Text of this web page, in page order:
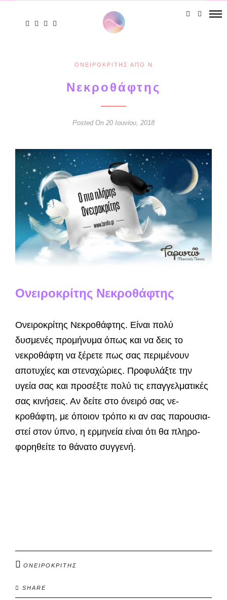
ΟΝΕΙΡΟΚΡΊΤΗΣ ΑΠΌ Ν
Νεκροθάφτης
Posted On 20 Ιουνίου, 2018
Ονειροκρίτης Νεκροθάφτης
Ονειροκρίτης Νεκροθάφτης. Είναι πολύ
δυσμενές προμήνυμα όπως και να δεις το
νεκροθάφτη να ξέρετε πως σας περιμένουν
αποτυχίες και στεναχώριες. Προφυλάξτε την
υγεία σας και προσέξτε πολύ τις επαγγελματικές
σας κινήσεις. Αν δείτε στο όνειρό σας νε­
κροθάφτη, με όποιον τρόπο κι αν σας παρουσια­
στεί στον ύπνο, η ερμηνεία είναι ότι θα πληρο­
φορηθείτε το θάνατο συγγενή.
ΟΝΕΙΡΟΚΡΙΤΗΣ
SHARE